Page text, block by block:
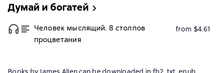
Думай и богатей
Человек мыслящий. 8 столпов
процветания
from $4.61